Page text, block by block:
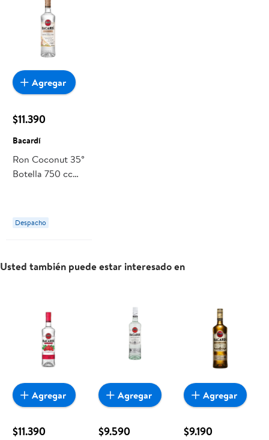
$11.390
Bacardí
Ron Coconut 35°
Botella 750 cc
Despacho
Agregar
Usted también puede estar interesado en
$11.390
Agregar
$9.590
Agregar
$9.190
Agregar